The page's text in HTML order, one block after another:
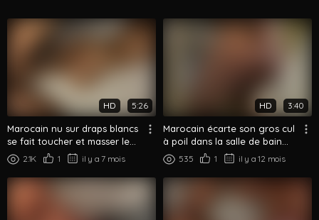
HD 5:26
Marocain nu sur draps blancs
se fait toucher et masser le
gros cul
2.1K 1 il y a 7 mois
HD 3:40
Marocain écarte son gros cul
à poil dans la salle de bain
show complet
535 1 il y a 12 mois